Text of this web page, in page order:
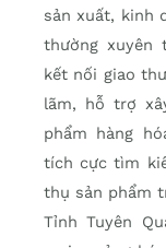
sản xuất, kinh
thường xuyên
kết nối giao
lãm, hỗ trợ
phẩm hàng
tích cực tìm
thụ sản phẩm
Tỉnh Tuyên